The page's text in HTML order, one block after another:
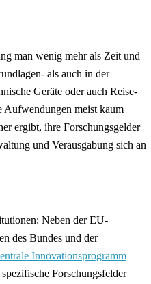
man wenig mehr als Zeit und
als auch in der
Geräte oder auch Reise-
Aufwendungen meist kaum
ergibt, ihre Forschungsgelder
und Verausgabung sich an
Neben der EU-
des Bundes und der
Innovationsprogramm
Forschungsfelder